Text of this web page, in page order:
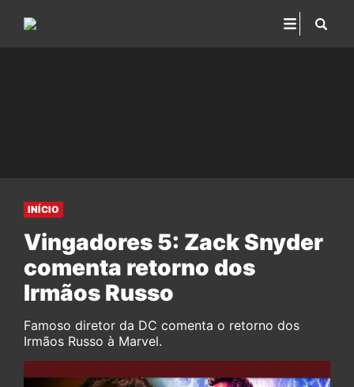
INÍCIO
Vingadores 5: Zack Snyder
comenta retorno dos
Irmãos Russo
Famoso diretor da DC comenta o retorno dos
Irmãos Russo à Marvel.